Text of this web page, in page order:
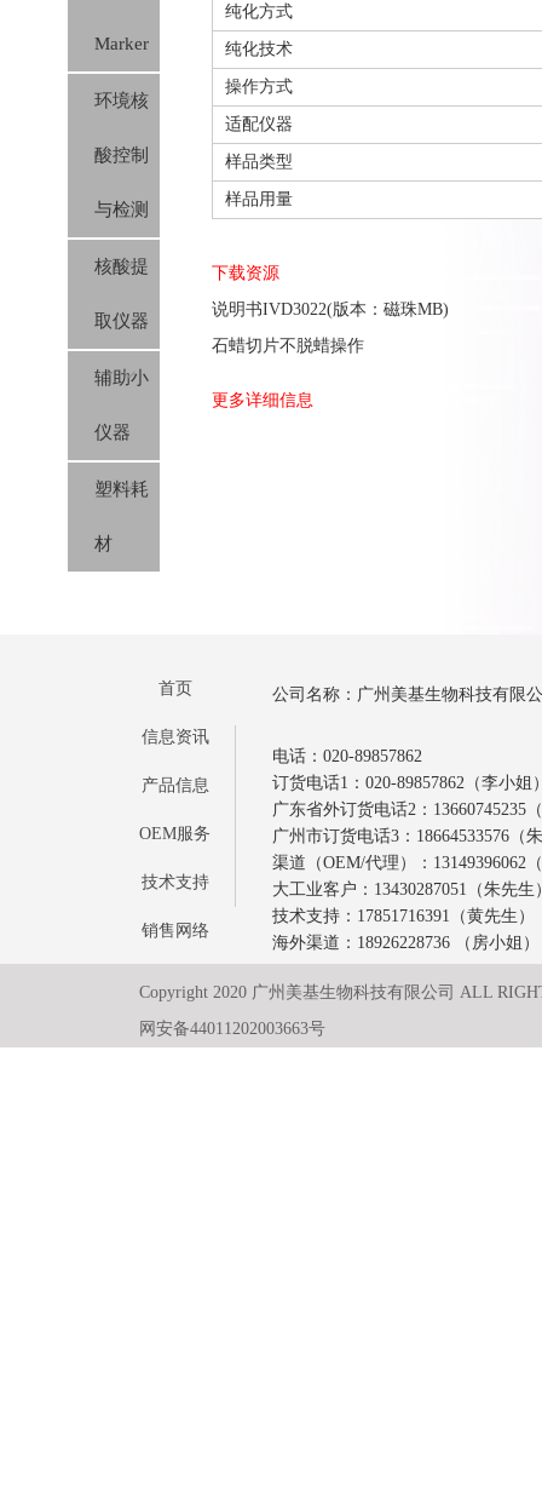
Marker
环境核
酸控制
与检测
核酸提
取仪器
辅助小
仪器
塑料耗
材
纯化方式
纯化技术
操作方式
适配仪器
样品类型
样品用量
下载资源
说明书IVD3022(版本：磁珠MB)
石蜡切片不脱蜡操作
更多详细信息
首页
信息资讯
产品信息
OEM服务
技术支持
销售网络
公司名称：广州美基生物科技有限
电话：020-89857862
订货电话1：020-89857862（李小姐
广东省外订货电话2：13660745235
广州市订货电话3：18664533576（
渠道（OEM/代理）：13149396062
大工业客户：13430287051（朱先生
技术支持：17851716391（黄先生）
海外渠道：18926228736 （房小姐）
Copyright 2020 广州美基生物科技有限公司 ALL
网安备44011202003663号